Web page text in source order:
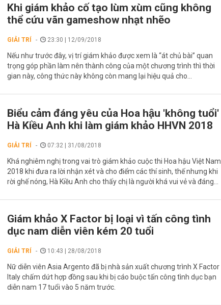
Khi giám khảo cố tạo lùm xùm cũng không
thể cứu vãn gameshow nhạt nhẽo
GIẢI TRÍ 23:30 | 12/09/2018
Nếu như trước đây, vị trí giám khảo được xem là “át chủ bài” quan
trọng góp phần làm nên thành công của một chương trình thì thời
gian này, công thức này không còn mang lại hiệu quả cho...
Biểu cảm đáng yêu của Hoa hậu 'không tuổi'
Hà Kiều Anh khi làm giám khảo HHVN 2018
GIẢI TRÍ 07:32 | 31/08/2018
Khá nghiêm nghị trong vai trò giám khảo cuộc thi Hoa hậu Việt Nam
2018 khi đưa ra lời nhận xét và cho điểm các thí sinh, thế nhưng khi
rời ghế nóng, Hà Kiều Anh cho thấy chị là người khá vui vẻ và đáng...
Giám khảo X Factor bị loại vì tấn công tình
dục nam diễn viên kém 20 tuổi
GIẢI TRÍ 10:43 | 28/08/2018
Nữ diễn viên Asia Argento đã bị nhà sản xuất chương trình X Factor
Italy chấm dứt hợp đồng sau khi bị cáo buộc tấn công tình dục bạn
diễn nam 17 tuổi vào 5 năm trước.